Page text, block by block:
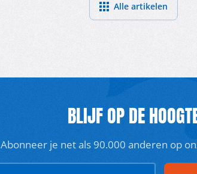
Alle artikelen
BLIJF OP DE
Abonneer je net als 90.000 anderen op